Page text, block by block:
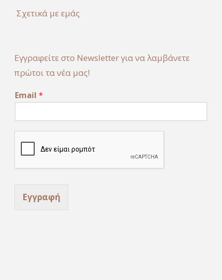
Σχετικά με εμάς
Εγγραφείτε στο Newsletter για να λαμβάνετε
πρώτοι τα νέα μας!
E
m
i
l
Email *
Εγγραφή